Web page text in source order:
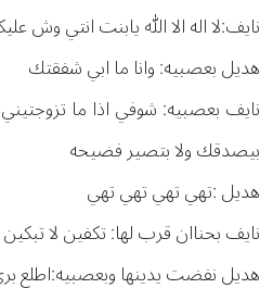
نايف:لا اله الا الله يابنت انتي وش
هديل بعصبيه: وانا ما ابي شفقتك
نايف بعصبيه: شوفي اذا ما
بيصدقك ولا بتصير فضيحه
هديل :تهي تهي تهي تهي
نايف بحناان قرب لها: تكفين لا
هديل نفضت يدينها وبعصبيه:اطلع